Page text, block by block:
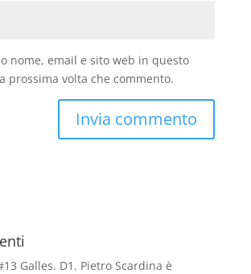
nome, email e sito web in questo
prossima volta che commento.
Galles. D1. Pietro Scardina è